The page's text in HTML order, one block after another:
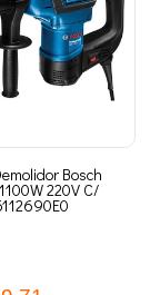
Bosch
220V C/